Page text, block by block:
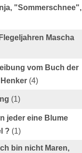
"Sommerschnee",
Mascha
vom Buch der
(4)
(1)
jeder eine Blume
? (1)
bin nicht Maren,